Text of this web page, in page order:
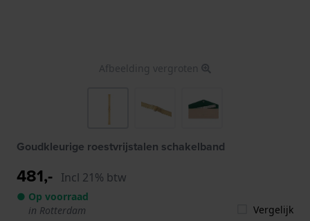
Afbeelding vergroten
Goudkleurige roestvrijstalen schakelband
481,- Incl 21% btw
● Op voorraad
in Rotterdam
Vergelijk